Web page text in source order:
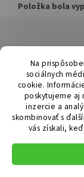
Na
sociálnych
cookie.
poskytujeme aj
inzercie a
skombinovať s
vás získali,
Položka bola
á